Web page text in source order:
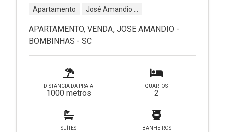
Apartamento
APARTAMENTO, VENDA, JOSE AMANDIO -
BOMBINHAS - SC
DISTÂNCIA DA PRAIA
1000 metros
QUARTOS
2
SUÍTES BANHEIROS